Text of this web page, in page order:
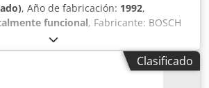
, Año de fabricación: 1992,
funcional, Fabricante: BOSCH
Credpfx Aerrv T Isfpof Longitud máxima
Longitud mínima de la bolsa: 100 mm
la bolsa: 250 mm Anchura mínima de
máxima: 80 bolsas/min
Clasificado